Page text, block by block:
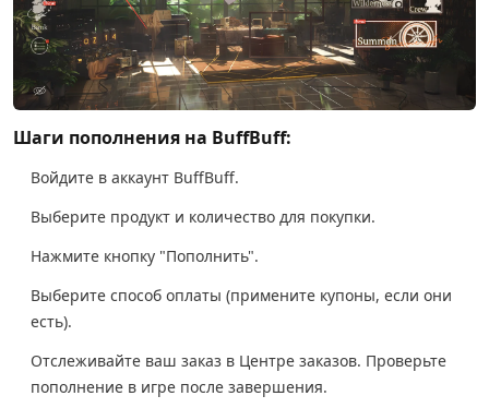
Шаги пополнения на BuffBuff:
Войдите в аккаунт BuffBuff.
Выберите продукт и количество для покупки.
Нажмите кнопку "Пополнить".
Выберите способ оплаты (примените купоны, если они
есть).
Отслеживайте ваш заказ в Центре заказов. Проверьте
пополнение в игре после завершения.